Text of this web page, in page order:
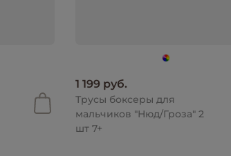
1 199 руб.
Трусы боксеры для
мальчиков "Нюд/Гроза" 2
шт 7+